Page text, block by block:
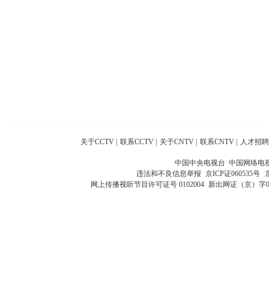
关于CCTV 联系CCTV 关于CNTV 联系CNTV 人才招聘
中国中央电视台 中国网络电
违法和不良信息举报 京ICP证060535号
网上传播视听节目许可证号 0102004 新出网证（京）